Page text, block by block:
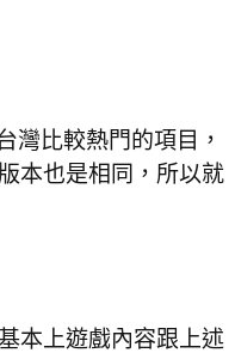
灣比較熱門的項目，
本也是相同，所以就
本上遊戲內容跟上述